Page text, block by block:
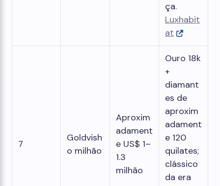
ça.
Luxhabit
at
7
Goldvish
o milhão
Aproxim
adament
e US$ 1–
1.3
milhão
Ouro 18k
+
diamant
es de
aproxim
adament
e 120
quilates;
clássico
da era